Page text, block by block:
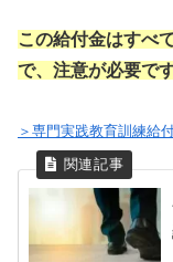
この給付金はすべ
で、注意が必要です
＞専門実践教育訓練給